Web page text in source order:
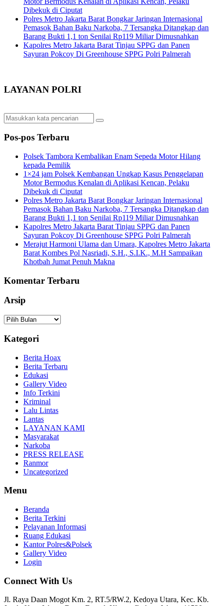
Dibekuk di Ciputat
Polres Metro Jakarta Barat Bongkar Jaringan Internasional
Pemasok Bahan Baku Narkoba, 7 Tersangka Ditangkap dan
Barang Bukti 1,1 ton Senilai Rp119 Miliar Dimusnahkan
Kapolres Metro Jakarta Barat Tinjau SPPG dan Panen
Sayuran Pokcoy Di Greenhouse SPPG Polri Palmerah
LAYANAN POLRI
Pos-pos Terbaru
Polsek Tambora Kembalikan Enam Sepeda Motor Hilang
kepada Pemilik
1×24 jam Polsek Kembangan Ungkap Kasus Penggelapan
Motor Bermodus Kenalan di Aplikasi Kencan, Pelaku
Dibekuk di Ciputat
Polres Metro Jakarta Barat Bongkar Jaringan Internasional
Pemasok Bahan Baku Narkoba, 7 Tersangka Ditangkap dan
Barang Bukti 1,1 ton Senilai Rp119 Miliar Dimusnahkan
Kapolres Metro Jakarta Barat Tinjau SPPG dan Panen
Sayuran Pokcoy Di Greenhouse SPPG Polri Palmerah
Merajut Harmoni Ulama dan Umara, Kapolres Metro Jakarta
Barat Kombes Pol Nasriadi, S.H., S.I.K., M.H Sampaikan
Khotbah Jumat Penuh Makna
Komentar Terbaru
Arsip
Arsip
Kategori
Berita Hoax
Berita Terbaru
Edukasi
Gallery Video
Info Terkini
Kriminal
Lalu Lintas
Lantas
LAYANAN KAMI
Masyarakat
Narkoba
PRESS RELEASE
Ranmor
Uncategorized
Menu
Beranda
Berita Terkini
Pelayanan Informasi
Ruang Edukasi
Kantor Polres&Polsek
Gallery Video
Login
Connect With Us
Jl. Raya Daan Mogot Km. 2, RT.5/RW.2, Kedoya Utara, Kec. Kb.